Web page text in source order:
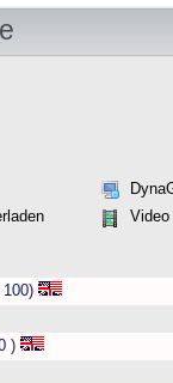
Video
)